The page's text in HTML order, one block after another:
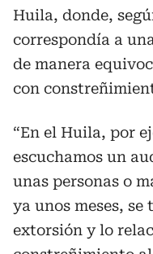
Huila, donde,
correspondía a
de manera
con
“En el Huila, por
escuchamos un
unas personas o
ya unos meses,
extorsión y lo